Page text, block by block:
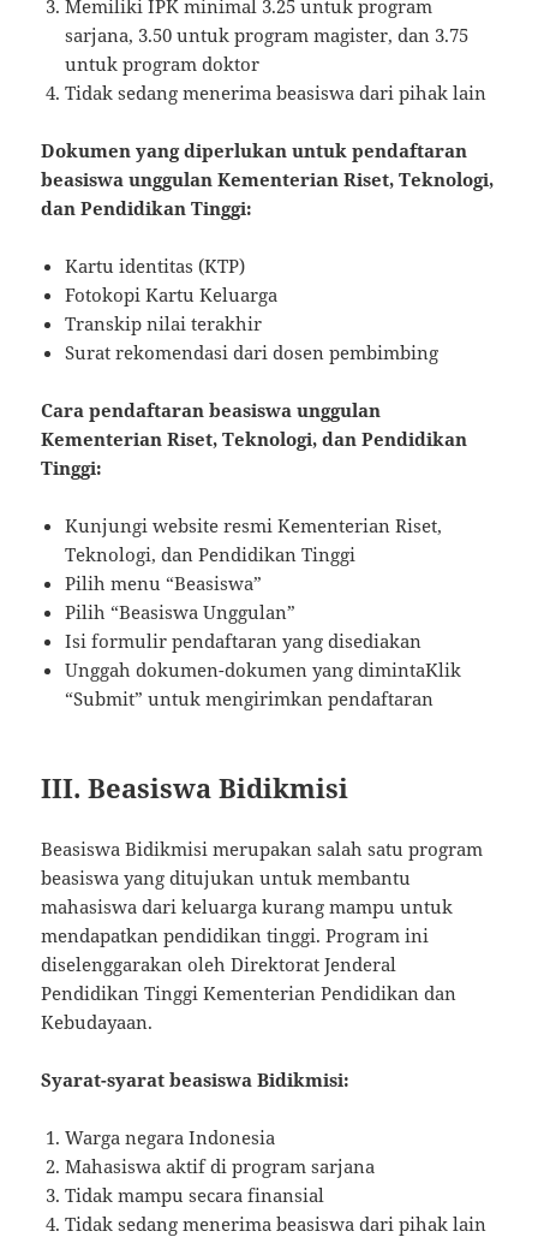
Memiliki IPK minimal 3.25 untuk program
sarjana, 3.50 untuk program magister, dan 3.75
untuk program doktor
Tidak sedang menerima beasiswa dari pihak lain
Dokumen yang diperlukan untuk pendaftaran
beasiswa unggulan Kementerian Riset, Teknologi,
dan Pendidikan Tinggi:
Kartu identitas (KTP)
Fotokopi Kartu Keluarga
Transkip nilai terakhir
Surat rekomendasi dari dosen pembimbing
Cara pendaftaran beasiswa unggulan
Kementerian Riset, Teknologi, dan Pendidikan
Tinggi:
Kunjungi website resmi Kementerian Riset,
Teknologi, dan Pendidikan Tinggi
Pilih menu “Beasiswa”
Pilih “Beasiswa Unggulan”
Isi formulir pendaftaran yang disediakan
Unggah dokumen-dokumen yang dimintaKlik
“Submit” untuk mengirimkan pendaftaran
III. Beasiswa Bidikmisi
Beasiswa Bidikmisi merupakan salah satu program
beasiswa yang ditujukan untuk membantu
mahasiswa dari keluarga kurang mampu untuk
mendapatkan pendidikan tinggi. Program ini
diselenggarakan oleh Direktorat Jenderal
Pendidikan Tinggi Kementerian Pendidikan dan
Kebudayaan.
Syarat-syarat beasiswa Bidikmisi:
Warga negara Indonesia
Mahasiswa aktif di program sarjana
Tidak mampu secara finansial
Tidak sedang menerima beasiswa dari pihak lain